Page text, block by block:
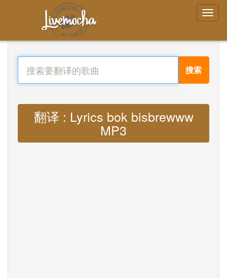
搜索
翻译 : Lyrics bok bisbrewww
MP3